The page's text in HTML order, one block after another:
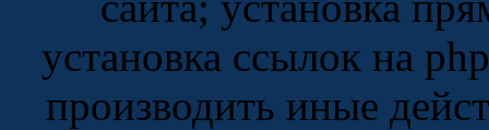
установка ссылок на
производить иные